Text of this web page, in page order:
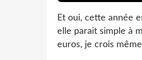
Et oui, cette année
elle parait simple à
euros, je crois